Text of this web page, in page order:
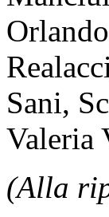
Sani,
Valeria
(Alla